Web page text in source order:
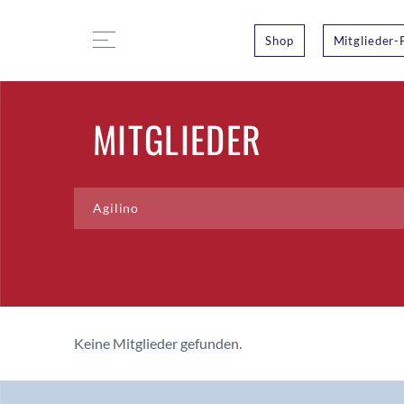
Shop Mitglieder-
MITGLIEDER
Keine Mitglieder gefunden.